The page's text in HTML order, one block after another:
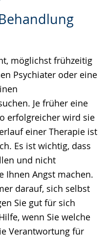
möglichst frühzeitig
Psychiater oder eine
Je früher eine
erfolgreicher wird sie
einer Therapie ist
Es ist wichtig, dass
und nicht
Ihnen Angst machen.
darauf, sich selbst
Sie gut für sich
wenn Sie welche
Verantwortung für